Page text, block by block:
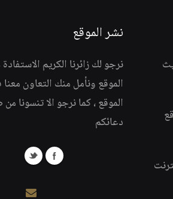
نشر الموقع
نرجو لك زائرنا الكريم
الموقع ونأمل منك التعاون
الموقع ، كما نرجو الا تنسونا
دعائكم